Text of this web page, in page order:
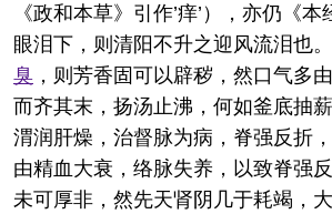
《政和本草》引作’痒’），亦仍《
眼泪下，则清阳不升之迎风流泪也
臭 ，则芳香固可以辟秽，然口气多
而齐其末，扬汤止沸，何如釜底抽
渭润肝燥，治督脉为病，脊强反折
由精血大衰，络脉失养，以致脊强
未可厚非，然先天肾阴几于耗竭，